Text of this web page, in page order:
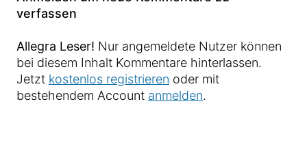
verfassen
Allegra Leser! Nur angemeldete Nutzer können
bei diesem Inhalt Kommentare hinterlassen.
Jetzt kostenlos registrieren oder mit
bestehendem Account anmelden.